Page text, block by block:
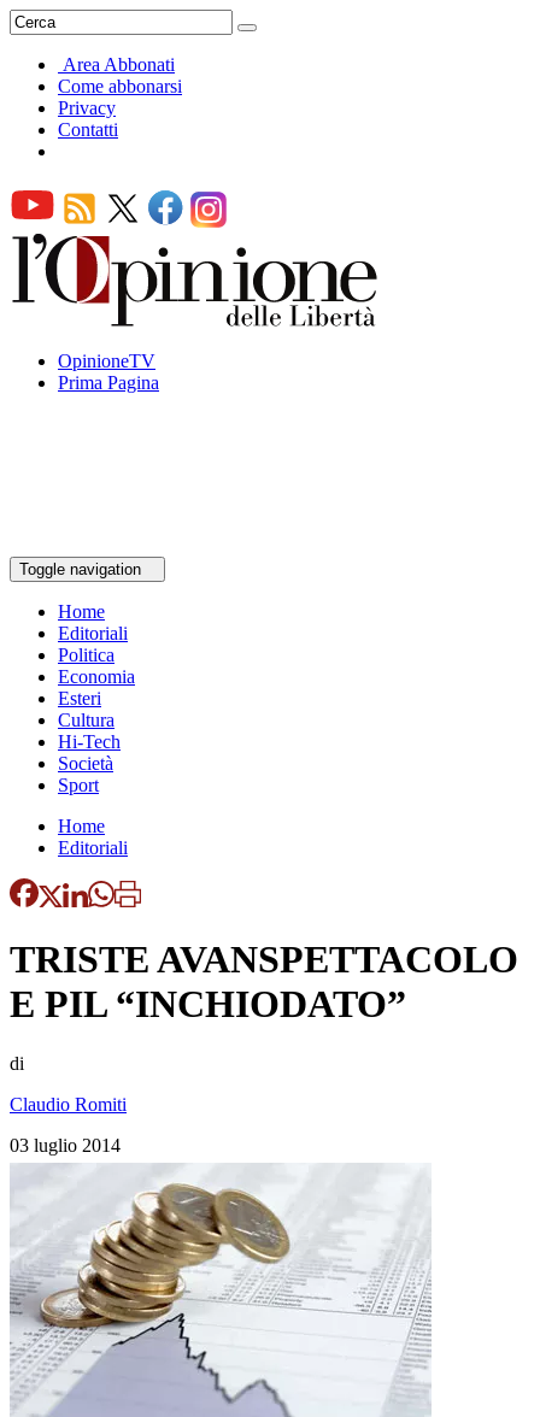
Area Abbonati
Come abbonarsi
Privacy
Contatti
OpinioneTV
Prima Pagina
Toggle navigation
Home
Editoriali
Politica
Economia
Esteri
Cultura
Hi-Tech
Società
Sport
Home
Editoriali
TRISTE AVANSPETTACOLO
E PIL “INCHIODATO”
di
Claudio Romiti
03 luglio 2014